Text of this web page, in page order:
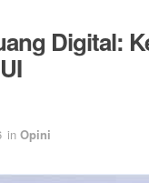
Digital:
in Opini